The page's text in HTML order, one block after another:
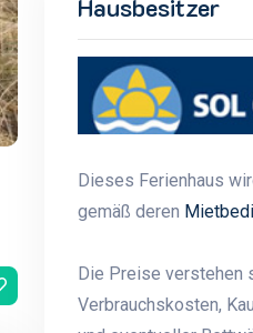
Hausbesitzer
Dieses Ferienhaus
gemäß deren
Die Preise verstehen
Verbrauchskosten,